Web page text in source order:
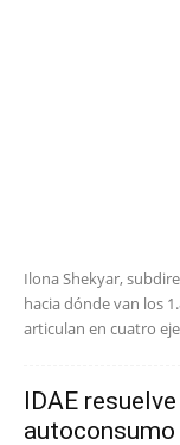
Ilona Shekyar,
hacia dónde van los
articulan en cuatro
IDAE